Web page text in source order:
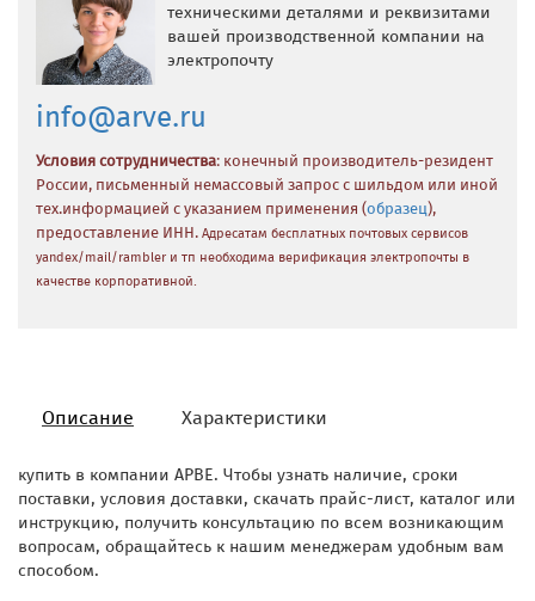
техническими деталями и реквизитами
вашей производственной компании на
электропочту
info@arve.ru
Условия сотрудничества: конечный производитель-резидент
России, письменный немассовый запрос с шильдом или иной
тех.информацией с указанием применения (образец),
предоставление ИНН. Адресатам бесплатных почтовых сервисов
yandex/mail/rambler и тп необходима верификация электропочты в
качестве корпоративной.
Описание Характеристики
купить в компании АРВЕ. Чтобы узнать наличие, сроки
поставки, условия доставки, скачать прайс-лист, каталог или
инструкцию, получить консультацию по всем возникающим
вопросам, обращайтесь к нашим менеджерам удобным вам
способом.